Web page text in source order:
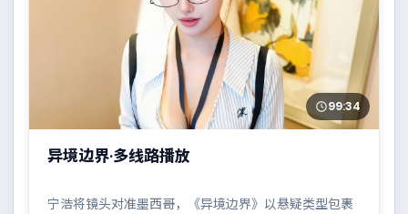
99:34
异境边界·多线路播放
宁浩将镜头对准墨西哥，《异境边界》以悬疑类型包裹